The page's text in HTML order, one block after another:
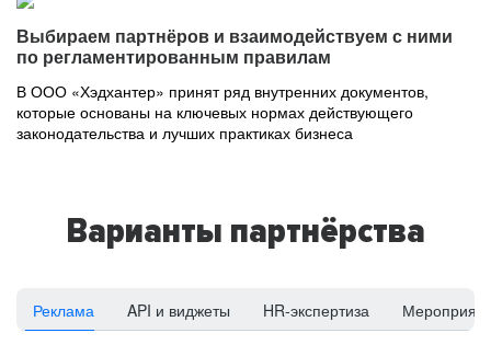
Выбираем партнёров и взаимодействуем с ними
по регламентированным правилам
В ООО «Хэдхантер» принят ряд внутренних документов,
которые основаны на ключевых нормах действующего
законодательства и лучших практиках бизнеса
Варианты партнёрства
Реклама API и виджеты HR-экспертиза